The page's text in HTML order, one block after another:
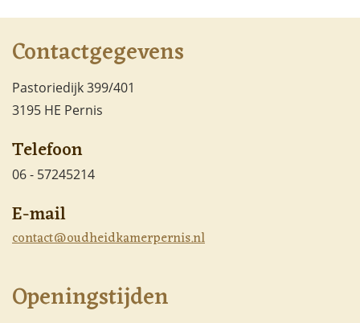
Contactgegevens
Pastoriedijk 399/401
3195 HE Pernis
Telefoon
06 - 57245214
E-mail
contact@oudheidkamerpernis.nl
Openingstijden